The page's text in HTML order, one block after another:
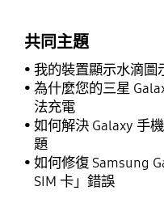
共同主題
我的裝置顯示水滴圖
為什麼您的三星
法充電
如何解決 Galaxy 手
題
如何修復 Samsung
SIM 卡」錯誤